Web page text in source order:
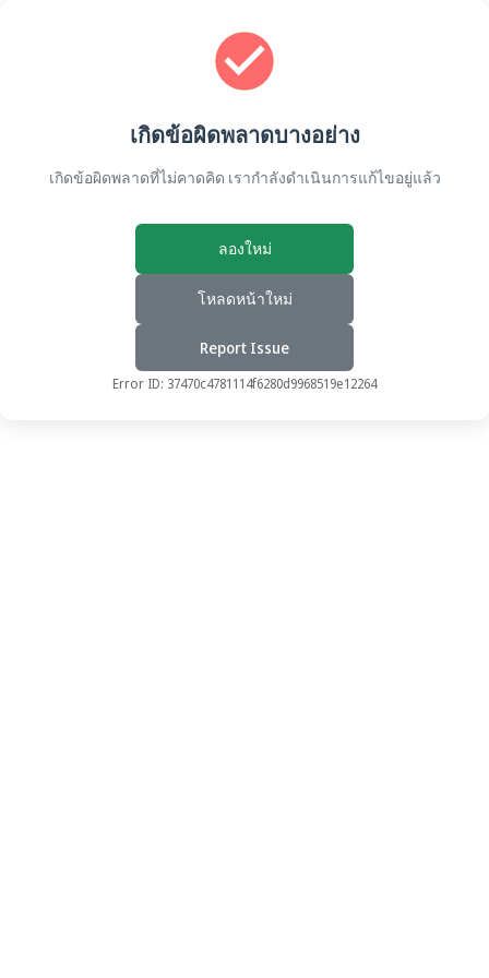
เกิดข้อผิดพลาดบางอย่าง
เกิดข้อผิดพลาดที่ไม่คาดคิด เรากำลังดำเนินการแก้ไขอยู่แล้ว
ลองใหม่
โหลดหน้าใหม่
Report Issue
Error ID: 37470c4781114f6280d9968519e12264